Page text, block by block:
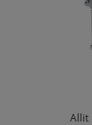
Allit